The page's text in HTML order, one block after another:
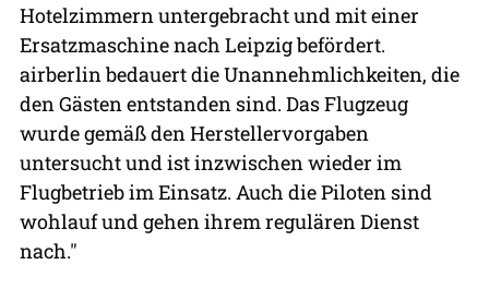
Hotelzimmern untergebracht und mit einer
Ersatzmaschine nach Leipzig befördert.
airberlin bedauert die Unannehmlichkeiten, die
den Gästen entstanden sind. Das Flugzeug
wurde gemäß den Herstellervorgaben
untersucht und ist inzwischen wieder im
Flugbetrieb im Einsatz. Auch die Piloten sind
wohlauf und gehen ihrem regulären Dienst
nach."